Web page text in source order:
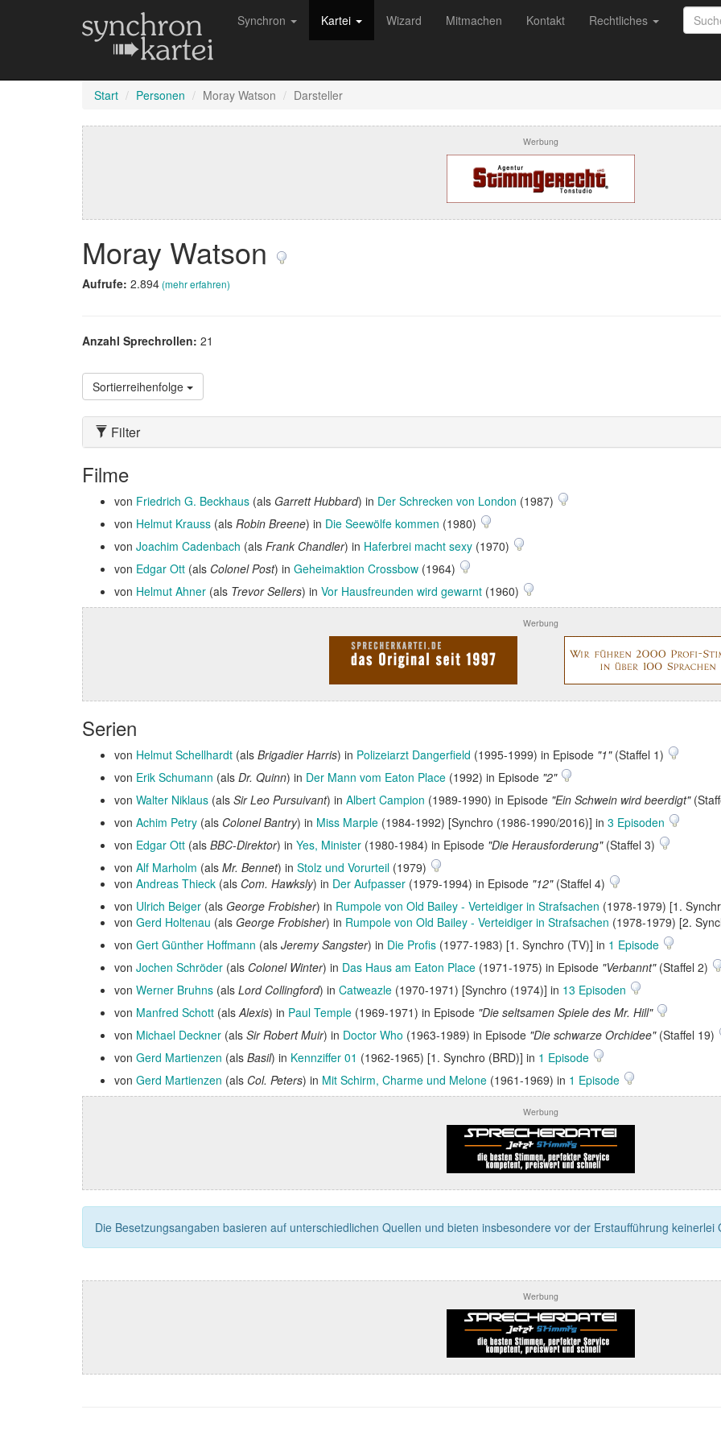
Synchron Kartei Wizard Mitmachen Kontakt Rechtliches
Start Personen Moray Watson Darsteller
Werbung
Moray Watson
Aufrufe: 2.894(mehr erfahren)
Anzahl Sprechrollen: 21
Sortierreihenfolge
Filter
Filme
von Friedrich G. Beckhaus (als Garrett Hubbard) in Der Schrecken von London (1987)
von Helmut Krauss (als Robin Breene) in Die Seewölfe kommen (1980)
von Joachim Cadenbach (als Frank Chandler) in Haferbrei macht sexy (1970)
von Edgar Ott (als Colonel Post) in Geheimaktion Crossbow (1964)
von Helmut Ahner (als Trevor Sellers) in Vor Hausfreunden wird gewarnt (1960)
Werbung
Serien
von Helmut Schellhardt (als Brigadier Harris) in Polizeiarzt Dangerfield (1995-1999) in Episode "1"(Staffel 1)
von Erik Schumann (als Dr. Quinn) in Der Mann vom Eaton Place (1992) in Episode "2"
von Walter Niklaus (als Sir Leo Pursuivant) in Albert Campion (1989-1990) in Episode "Ein Schwein wird beerdigt"
von Achim Petry (als Colonel Bantry) in Miss Marple (1984-1992) [Synchro (1986-1990/2016)] in 3 Episoden
von Edgar Ott (als BBC-Direktor) in Yes, Minister (1980-1984) in Episode "Die Herausforderung"(Staffel 3)
von Alf Marholm (als Mr. Bennet) in Stolz und Vorurteil (1979)
von Andreas Thieck (als Com. Hawksly) in Der Aufpasser (1979-1994) in Episode "12"(Staffel 4)
von Ulrich Beiger (als George Frobisher) in Rumpole von Old Bailey - Verteidiger in Strafsachen (1978-1979) [1.
von Gerd Holtenau (als George Frobisher) in Rumpole von Old Bailey - Verteidiger in Strafsachen (1978-1979) [2.
von Gert Günther Hoffmann (als Jeremy Sangster) in Die Profis (1977-1983) [1. Synchro (TV)] in 1 Episode
von Jochen Schröder (als Colonel Winter) in Das Haus am Eaton Place (1971-1975) in Episode "Verbannt"(Staffel 2)
von Werner Bruhns (als Lord Collingford) in Catweazle (1970-1971) [Synchro (1974)] in 13 Episoden
von Manfred Schott (alsAlexis) in Paul Temple (1969-1971) in Episode "Die seltsamen Spiele des Mr. Hill"
von Michael Deckner (als Sir Robert Muir) in Doctor Who (1963-1989) in Episode "Die schwarze Orchidee"(Staffel 19)
von Gerd Martienzen (als Basil) in Kennziffer 01 (1962-1965) [1. Synchro (BRD)] in 1 Episode
von Gerd Martienzen (als Col. Peters) in Mit Schirm, Charme und Melone (1961-1969) in 1 Episode
Werbung
Die Besetzungsangaben basieren auf unterschiedlichen Quellen und bieten insbesondere vor der Erstaufführung
Werbung